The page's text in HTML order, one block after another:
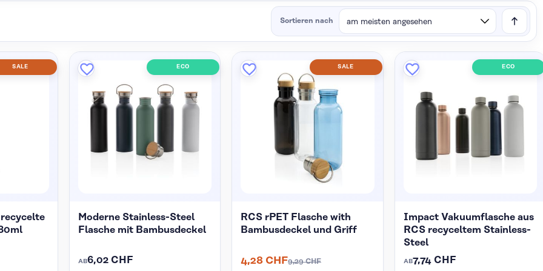
Sortieren nach
SALE ECO
Moderne Stainless-Steel
Flasche mit Bambusdeckel
AB6,02 CHF
SALE
RCS rPET Flasche with
Bambusdeckel und Griff
4,28 CHF9,29 CHF
ECO
Impact Vakuumflasche aus
RCS recyceltem Stainless-
Steel
AB7,74 CHF